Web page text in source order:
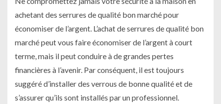
achetant des serrures de qualité bon marché pour
économiser de l’argent. L’achat de serrures de qualité bon
marché peut vous faire économiser de l’argent à court
terme, mais il peut conduire à de grandes pertes
financières à l’avenir. Par conséquent, il est toujours
suggéré d’installer des verrous de bonne qualité et de
s’assurer qu’ils sont installés par un professionnel.